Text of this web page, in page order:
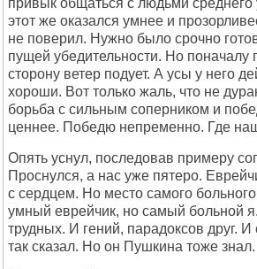
привык общаться с людьми среднего
этот же оказался умнее и
не поверил. Нужно было срочно
пущей убедительности. Но поначалу
сторону ветер подует. А усы у него
хороши. Вот только жаль, что не
борьба с сильным соперником и
ценнее. Победю непременно. Где
Опять уснул, последовав примеру
Проснулся, а нас уже пятеро.
с сердцем. Но место самого
умный еврейчик, но самый больной
трудных. И гений, парадоксов друг.
так сказал. Но он Пушкина тоже знал.